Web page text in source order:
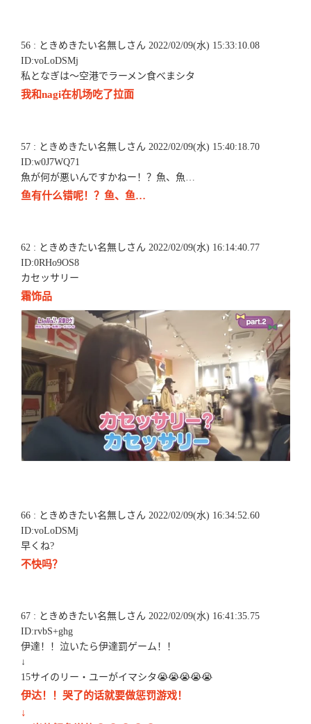
56 : ときめきたい名無しさん 2022/02/09(水) 15:33:10.08
ID:voLoDSMj
私となぎは～空港でラーメン食べまシタ
我和nagi在机场吃了拉面
57 : ときめきたい名無しさん 2022/02/09(水) 15:40:18.70
ID:w0J7WQ71
魚が何が悪いんですかねー！？魚、魚…
鱼有什么错呢！？鱼、鱼…
62 : ときめきたい名無しさん 2022/02/09(水) 16:14:40.77
ID:0RHo9OS8
カセッサリー
霜饰品
66 : ときめきたい名無しさん 2022/02/09(水) 16:34:52.60
ID:voLoDSMj
早くね?
不快吗？
67 : ときめきたい名無しさん 2022/02/09(水) 16:41:35.75
ID:rvbS+ghg
伊達！！泣いたら伊達罰ゲーム！！
↓
15サイのリー・ユーがイマシタ😭😭😭😭😭
伊达！！哭了的话就要做惩罚游戏！
↓